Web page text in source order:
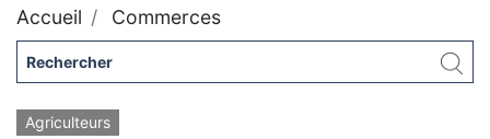
Accueil Commerces
Agriculteurs